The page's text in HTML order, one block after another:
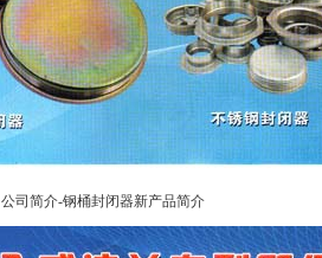
公司简介-钢桶封闭器新产品简介